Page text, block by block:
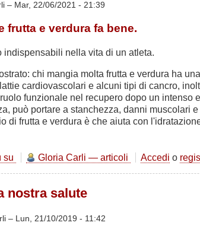
– Mar, 22/06/2021 - 21:39
frutta e verdura fa bene.
indispensabili nella vita di un atleta.
chi mangia molta frutta e verdura ha
cardiovascolari e alcuni tipi di cancro,
funzionale nel recupero dopo un intenso
può portare a stanchezza, danni muscolari
di frutta e verdura è che aiuta con
su
Frutta
i
colori
Gloria Carli — articoli Accedi o
nostra salute
– Lun, 21/10/2019 - 11:42